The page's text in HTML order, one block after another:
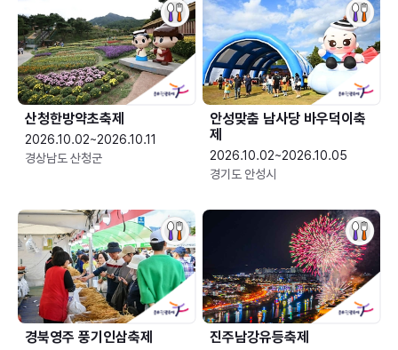
산청한방약초축제
2026.10.02~2026.10.11
경상남도 산청군
안성맞춤 남사당 바우덕이축
제
2026.10.02~2026.10.05
경기도 안성시
경북영주 풍기인삼축제 진주남강유등축제